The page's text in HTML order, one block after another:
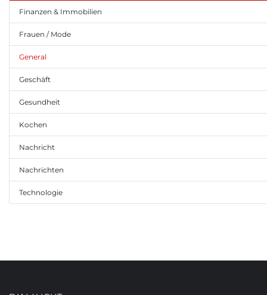
Finanzen & Immobilien
Frauen / Mode
General
Geschäft
Gesundheit
Kochen
Nachricht
Nachrichten
Technologie